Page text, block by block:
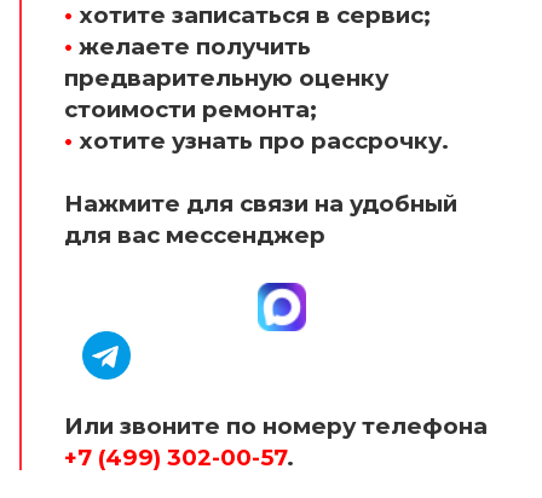
• хотите записаться в сервис;
• желаете получить
предварительную оценку
стоимости ремонта;
• хотите узнать про рассрочку.
Нажмите для связи на удобный
для вас мессенджер
Или звоните по номеру телефона
+7 (499) 302-00-57.